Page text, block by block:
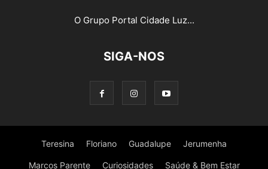
O Grupo Portal Cidade Luz...
SIGA-NOS
Teresina Floriano Guadalupe Jerumenha
Marcos Parente Curiosidades Saúde & Bem Estar